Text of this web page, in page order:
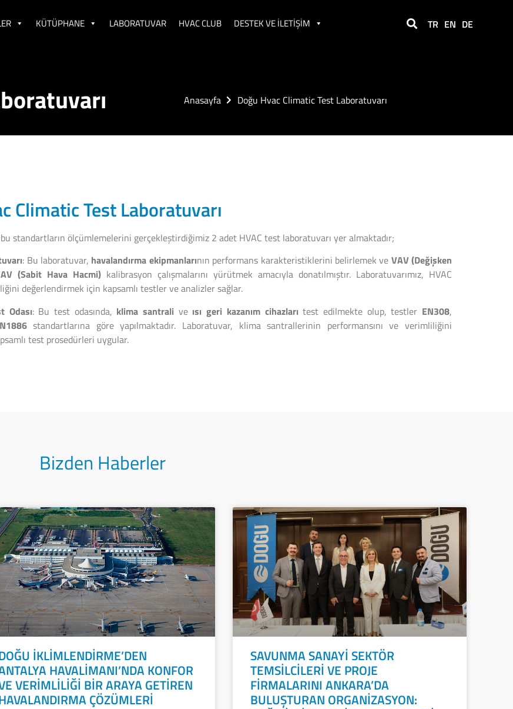
KÜTÜPHANE LABORATUVAR HVAC CLUB DESTEK VE İLETIŞIM TR EN DE
Anasayfa Doğu Hvac Climatic Test Laboratuvarı
Climatic Test Laboratuvarı
standartların ölçümlemelerini gerçekleştirdiğimiz 2 adet HVAC test laboratuvarı yer almaktadır;
: Bu laboratuvar, havalandırma ekipmanlarının performans karakteristiklerini belirlemek ve VAV (Değişken
(Sabit Hava Hacmi)kalibrasyon çalışmalarını yürütmek amacıyla donatılmıştır. Laboratuvarımız, HVAC
değerlendirmek için kapsamlı testler ve analizler sağlar.
Odası: Bu test odasında, klima santrali ve ısı geri kazanım cihazları test edilmekte olup, testler EN308,
standartlarına göre yapılmaktadır. Laboratuvar, klima santrallerinin performansını ve verimliliğini
test prosedürleri uygular.
Bizden Haberler
İKLİMLENDİRME’DEN
HAVALİMANI’NDA KONFOR
VERİMLİLİĞİ BİR ARAYA GETİREN
ÇÖZÜMLERİ
SAVUNMA SANAYİ SEKTÖR
TEMSİLCİLERİ VE PROJE
FİRMALARINI ANKARA’DA
BULUŞTURAN ORGANİZASYON: